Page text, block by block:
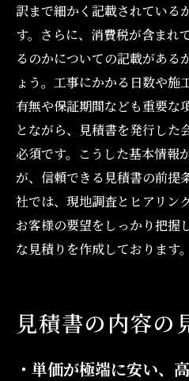
訳まで細かく記載されている
す。さらに、消費税が含まれ
るのかについての記載がある
ょう。工事にかかる日数や施
有無や保証期間なども重要な
とながら、見積書を発行した
必須です。こうした基本情報
が、信頼できる見積書の前提
社では、現地調査とヒアリン
お客様の要望をしっかり把握
な見積りを作成しております。
見積書の内容の
・単価が極端に安い、